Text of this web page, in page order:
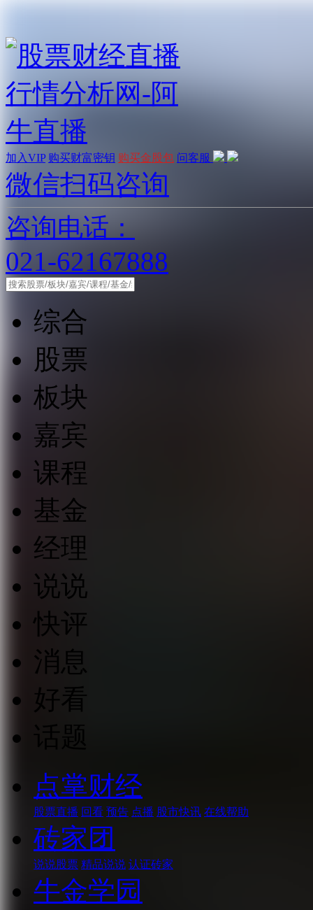
加入VIP 购买财富密钥 购买金股包 问客服
微信扫码咨询
咨询电话：
021-62167888
综合
股票
板块
嘉宾
课程
基金
经理
说说
快评
消息
好看
点掌财经
股票直播 回看 预告 点播 股市快讯 在线帮助
砖家团
说说股票 精品说说 认证砖家
牛金学园